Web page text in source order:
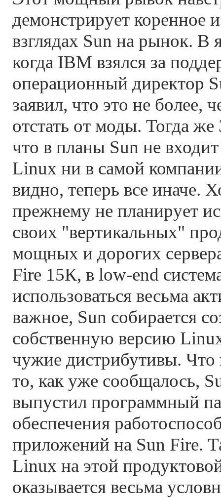
демонстрирует коренное
взглядах Sun на рынок. В
когда IBM взялся за
операционный директор
заявил, что это не более,
отстать от моды. Тогда
что в планы Sun не
Linux ни в самой
видно, теперь все иначе.
прежнему не планирует
своих "вертикальных"
мощных и дорогих
Fire 15К, в low-end
использоваться весьма
важное, Sun собирается
собственную версию
чужие дистрибутивы. Что
то, как уже сообщалось,
выпустил программный
обеспечения
приложений на Sun Fire.
Linux на этой
оказывается весьма